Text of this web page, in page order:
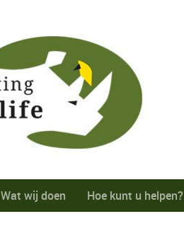
Wat wij doen Hoe kunt u helpen?